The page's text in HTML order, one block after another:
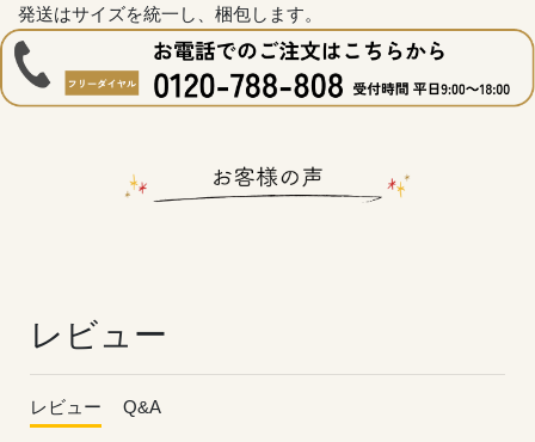
発送はサイズを統一し、梱包します。
レビュー
レビュー Q&A